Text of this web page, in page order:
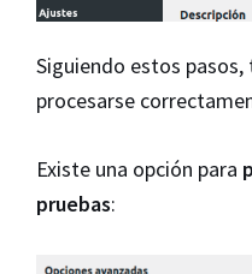
Siguiendo estos
procesarse
Existe una opción para
pruebas: